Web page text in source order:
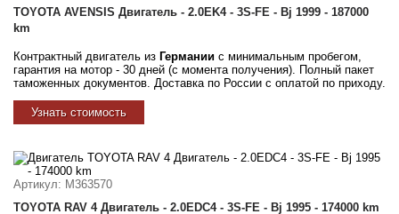
TOYOTA AVENSIS Двигатель - 2.0EK4 - 3S-FE - Bj 1999 - 187000
km
Контрактный двигатель из Германии с минимальным пробегом,
гарантия на мотор - 30 дней (с момента получения). Полный пакет
таможенных документов. Доставка по России с оплатой по приходу.
Узнать стоимость
Артикул: M363570
TOYOTA RAV 4 Двигатель - 2.0EDC4 - 3S-FE - Bj 1995 - 174000 km